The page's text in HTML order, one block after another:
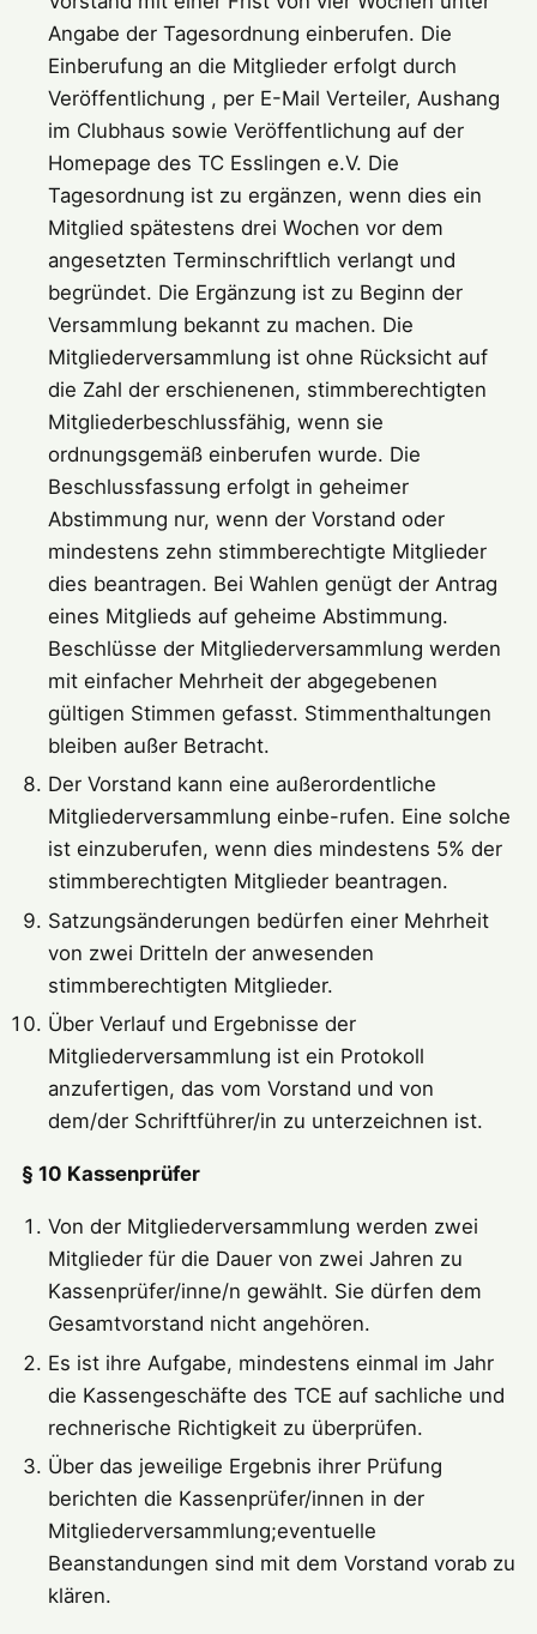
Angabe der Tagesordnung einberufen. Die
Einberufung an die Mitglieder erfolgt durch
Veröffentlichung , per E-Mail Verteiler, Aushang
im Clubhaus sowie Veröffentlichung auf der
Homepage des TC Esslingen e.V. Die
Tagesordnung ist zu ergänzen, wenn dies ein
Mitglied spätestens drei Wochen vor dem
angesetzten Terminschriftlich verlangt und
begründet. Die Ergänzung ist zu Beginn der
Versammlung bekannt zu machen. Die
Mitgliederversammlung ist ohne Rücksicht auf
die Zahl der erschienenen, stimmberechtigten
Mitgliederbeschlussfähig, wenn sie
ordnungsgemäß einberufen wurde. Die
Beschlussfassung erfolgt in geheimer
Abstimmung nur, wenn der Vorstand oder
mindestens zehn stimmberechtigte Mitglieder
dies beantragen. Bei Wahlen genügt der Antrag
eines Mitglieds auf geheime Abstimmung.
Beschlüsse der Mitgliederversammlung werden
mit einfacher Mehrheit der abgegebenen
gültigen Stimmen gefasst. Stimmenthaltungen
bleiben außer Betracht.
Der Vorstand kann eine außerordentliche
Mitgliederversammlung einbe-rufen. Eine solche
ist einzuberufen, wenn dies mindestens 5% der
stimmberechtigten Mitglieder beantragen.
Satzungsänderungen bedürfen einer Mehrheit
von zwei Dritteln der anwesenden
stimmberechtigten Mitglieder.
Über Verlauf und Ergebnisse der
Mitgliederversammlung ist ein Protokoll
anzufertigen, das vom Vorstand und von
dem/der Schriftführer/in zu unterzeichnen ist.
§ 10 Kassenprüfer
Von der Mitgliederversammlung werden zwei
Mitglieder für die Dauer von zwei Jahren zu
Kassenprüfer/inne/n gewählt. Sie dürfen dem
Gesamtvorstand nicht angehören.
Es ist ihre Aufgabe, mindestens einmal im Jahr
die Kassengeschäfte des TCE auf sachliche und
rechnerische Richtigkeit zu überprüfen.
Über das jeweilige Ergebnis ihrer Prüfung
berichten die Kassenprüfer/innen in der
Mitgliederversammlung;eventuelle
Beanstandungen sind mit dem Vorstand vorab zu
klären.